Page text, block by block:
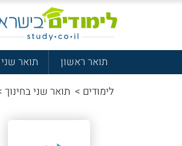
תואר ראשון תואר שני
לימודים > תואר שני בחינוך